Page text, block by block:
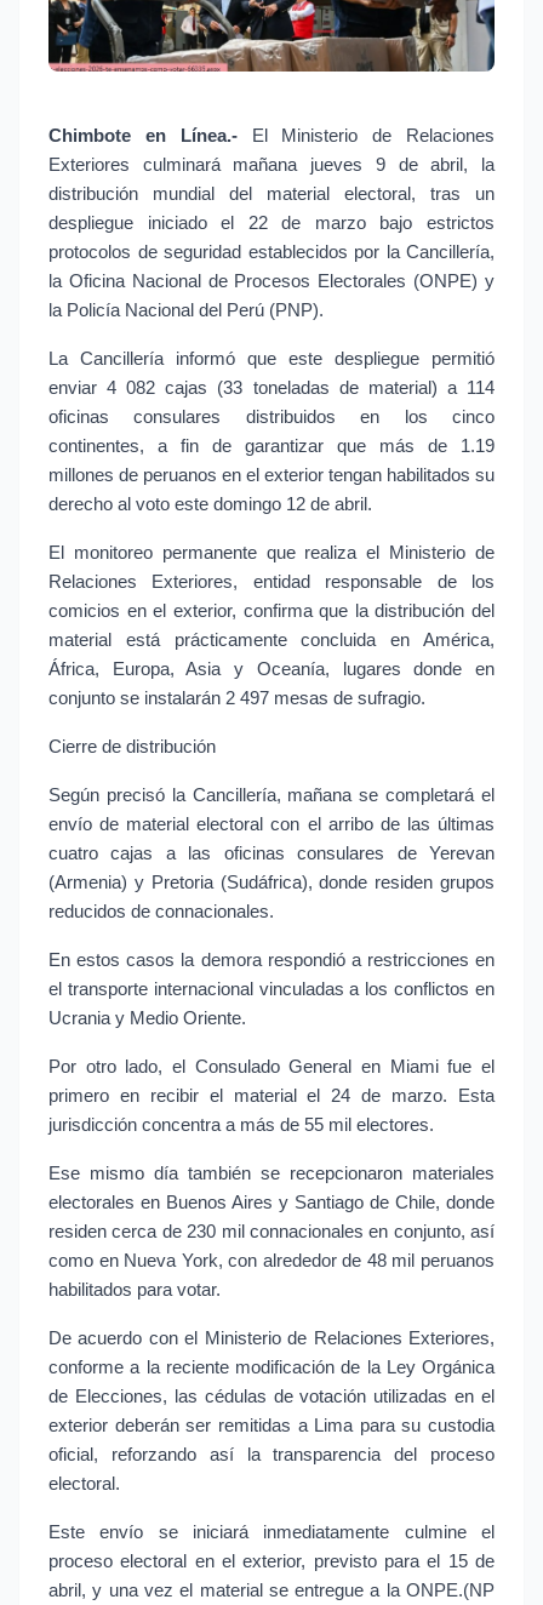
Chimbote en Línea.-
El Ministerio de Relaciones
Exteriores culminará mañana jueves 9 de abril, la
distribución mundial del material electoral, tras un
despliegue iniciado el 22 de marzo bajo estrictos
protocolos de seguridad establecidos por la Cancillería,
la Oficina Nacional de Procesos Electorales (ONPE) y
la Policía Nacional del Perú (PNP).
La Cancillería informó que este despliegue permitió
enviar 4 082 cajas (33 toneladas de material) a 114
oficinas consulares distribuidos en los cinco
continentes, a fin de garantizar que más de 1.19
millones de peruanos en el exterior tengan habilitados su
derecho al voto este domingo 12 de abril.
El monitoreo permanente que realiza el Ministerio de
Relaciones Exteriores, entidad responsable de los
comicios en el exterior, confirma que la distribución del
material está prácticamente concluida en América,
África, Europa, Asia y Oceanía, lugares donde en
conjunto se instalarán 2 497 mesas de sufragio.
Cierre de distribución
Según precisó la Cancillería, mañana se completará el
envío de material electoral con el arribo de las últimas
cuatro cajas a las oficinas consulares de Yerevan
(Armenia) y Pretoria (Sudáfrica), donde residen grupos
reducidos de connacionales.
En estos casos la demora respondió a restricciones en
el transporte internacional vinculadas a los conflictos en
Ucrania y Medio Oriente.
Por otro lado, el Consulado General en Miami fue el
primero en recibir el material el 24 de marzo. Esta
jurisdicción concentra a más de 55 mil electores.
Ese mismo día también se recepcionaron materiales
electorales en Buenos Aires y Santiago de Chile, donde
residen cerca de 230 mil connacionales en conjunto, así
como en Nueva York, con alrededor de 48 mil peruanos
habilitados para votar.
De acuerdo con el Ministerio de Relaciones Exteriores,
conforme a la reciente modificación de la Ley Orgánica
de Elecciones, las cédulas de votación utilizadas en el
exterior deberán ser remitidas a Lima para su custodia
oficial, reforzando así la transparencia del proceso
electoral.
Este envío se iniciará inmediatamente culmine el
proceso electoral en el exterior, previsto para el 15 de
abril, y una vez el material se entregue a la ONPE.(NP